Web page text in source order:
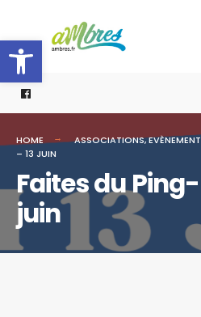
Ouvrir la barre d’outils
HOME ASSOCIATIONS,
– 13 JUIN
Faites du
juin